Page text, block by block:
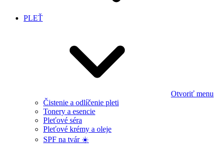
PLEŤ
Otvoriť menu
Čistenie a odlíčenie pleti
Tonery a esencie
Pleťové séra
Pleťové krémy a oleje
SPF na tvár ☀️